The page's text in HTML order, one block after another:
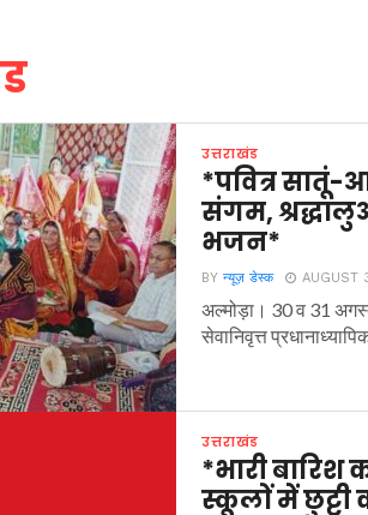
उत्तराखंड
*पवित्र सातूं-
संगम,
भजन*
BYन्यूज़ डेस्क AUGUST
अल्मोड़ा। 30 व 31
सेवानिवृत्त
उत्तराखंड
*भारी बारिश
स्कूलों में